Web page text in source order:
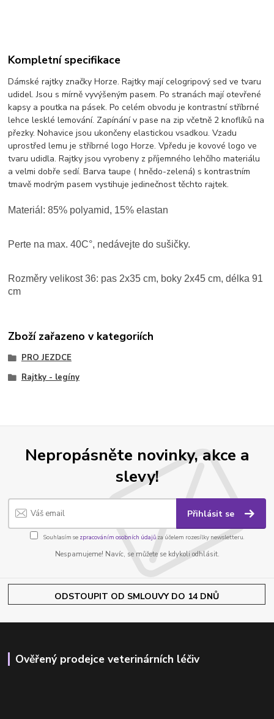
Kompletní specifikace
Dámské rajtky značky Horze. Rajtky mají celogripový sed ve tvaru
udidel. Jsou s mírně vyvýšeným pasem. Po stranách mají otevřené
kapsy a poutka na pásek. Po celém obvodu je kontrastní stříbrné
lehce lesklé lemování. Zapínání v pase na zip včetně 2 knoflíků na
přezky. Nohavice jsou ukončeny elastickou vsadkou. Vzadu
uprostřed lemu je stříbrné logo Horze. Vpředu je kovové logo ve
tvaru udidla. Rajtky jsou vyrobeny z příjemného lehčího materiálu
a velmi dobře sedí. Barva taupe ( hnědo-zelená) s kontrastním
tmavě modrým pasem vystihuje jedinečnost těchto rajtek.
Materiál: 85% polyamid, 15% elastan
Perte na max. 40C°, nedávejte do sušičky.
Rozměry velikost 36: pas 2x35 cm, boky 2x45 cm, délka 91
cm
Zboží zařazeno v kategoriích
PRO JEZDCE
Rajtky - legíny
Nepropásněte novinky, akce a
slevy!
Přihlásit se
Souhlasím se zpracováním osobních údajůza účelem rozesílky newsletteru.
Nespamujeme! Navíc, se můžete se kdykoli odhlásit.
ODSTOUPIT OD SMLOUVY DO 14 DNŮ
Ověřený prodejce veterinárních léčiv